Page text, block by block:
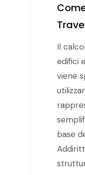
Il
edifici
viene
base